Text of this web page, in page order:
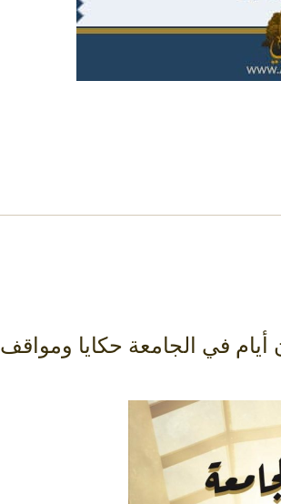
أيام في الجامعة حكايا ومواقف